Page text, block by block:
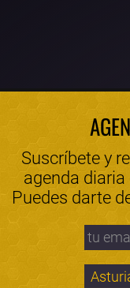
Suscríbete y
agenda
Puedes darte